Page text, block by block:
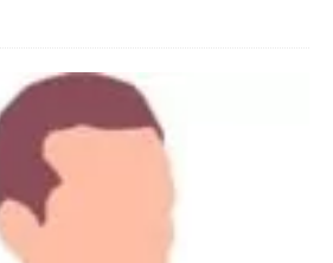
Bey 45 Yaş +45
aramasın. Selam ben
45 yaşında, 1.88 boyunda,
bir beyim. Alkol yok.